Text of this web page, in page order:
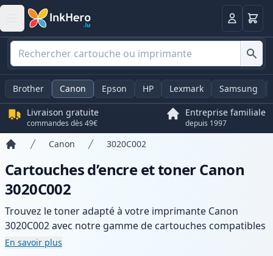
Panier
Brother Canon Epson HP Lexmark Samsung
Livraison gratuite
commandes dès 49€
Entreprise familiale
depuis 1997
Canon 3020C002
Cartouches d’encre et toner Canon
3020C002
Trouvez le toner adapté à votre imprimante Canon
3020C002 avec notre gamme de cartouches compatibles
et haute capacité. Profitez d’une qualité d’impression
En savoir plus